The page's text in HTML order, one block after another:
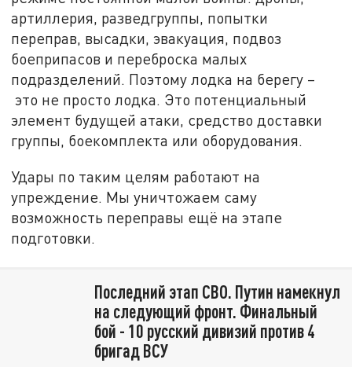
артиллерия, разведгруппы, попытки
переправ, высадки, эвакуация, подвоз
боеприпасов и переброска малых
подразделений. Поэтому лодка на берегу –
это не просто лодка. Это потенциальный
элемент будущей атаки, средство доставки
группы, боекомплекта или оборудования.
Удары по таким целям работают на
упреждение. Мы уничтожаем саму
возможность переправы ещё на этапе
подготовки.
Последний этап СВО. Путин намекнул
на следующий фронт. Финальный
бой - 10 русский дивизий против 4
бригад ВСУ